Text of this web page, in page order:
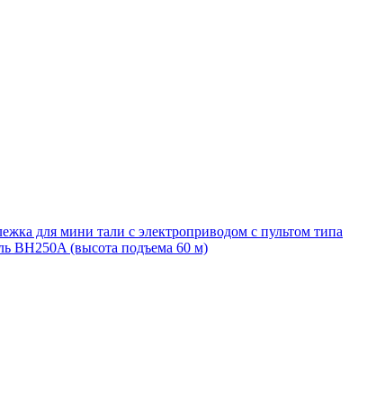
для мини тали с электроприводом с пультом типа
BH250A (высота подъема 60 м)